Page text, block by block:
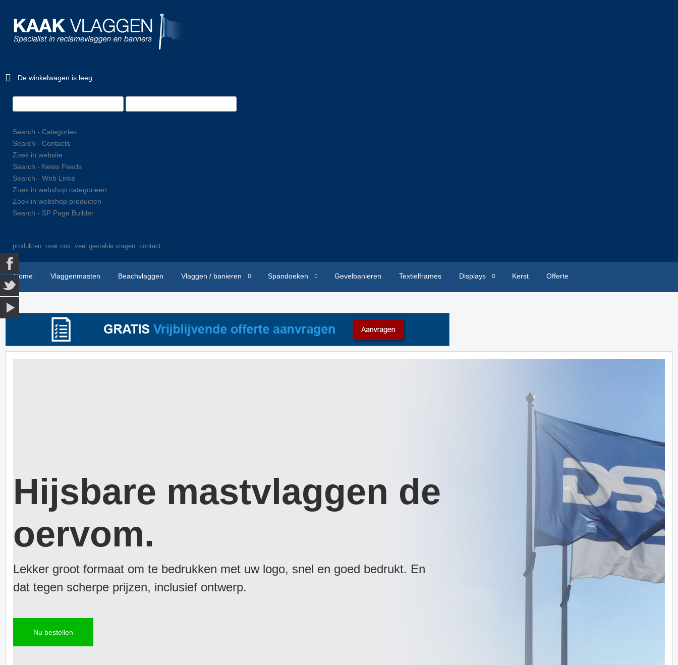
De winkelwagen is leeg
Search - Categories
Search - Contacts
Zoek in website
Search - News Feeds
Search - Web Links
Zoek in webshop categorieën
Zoek in webshop producten
Search - SP Page Builder
produkten over ons veel gestelde vragen contact
Home Vlaggenmasten Beachvlaggen Vlaggen / banieren Spandoeken Gevelbanieren Textielframes Displays Kerst Offerte
Hijsbare mastvlaggen de
oervom.
Lekker groot formaat om te bedrukken met uw logo, snel en goed bedrukt. En
dat tegen scherpe prijzen, inclusief ontwerp.
Nu bestellen